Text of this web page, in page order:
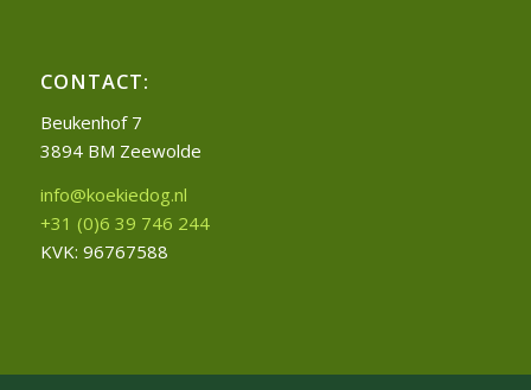
CONTACT:
Beukenhof 7
3894 BM Zeewolde
info@koekiedog.nl
+31 (0)6 39 746 244
KVK: 96767588